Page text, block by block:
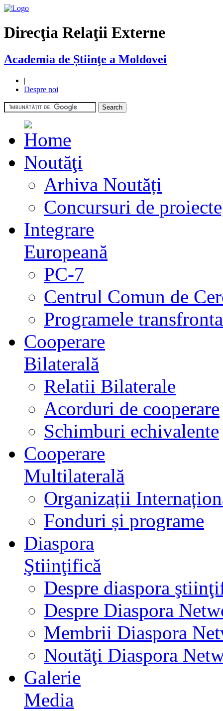
Direcţia Relaţii Externe
Academia de Știinţe a Moldovei
|
Despre noi
Noutăţi
Arhiva Noutăți
Concursuri de
Integrare
Europeană
PC-7
Centrul Comun de
Programele
Cooperare
Bilaterală
Relatii Bilaterale
Acorduri de cooperare
Schimburi echivalente
Cooperare
Multilaterală
Organizații
Fonduri și programe
Diaspora
Ştiinţifică
Despre diaspora
Despre Diaspora
Membrii Diaspora
Noutăţi Diaspora
Galerie
Media